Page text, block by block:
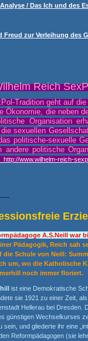
/ Das Ich und des
Freud zur Verleihung des
Reich
Tradition geht auf
Ökonomie, die neben
Organisation
die sexuellen
politische-sexuelle
andere politische
www.wilhelm-reich-
A.S.Neill war
Pädagogik, Reich sah
die Schule von Neill:
um, wo die Katholische
noch immer floriert.
ist eine Demokratische
sie 1921 zu einer Zeit,
Hellerau bei Dresden.
günstigen Wechselkurses
sein, und gliederte ihr eine
Reformpädagogen (sie